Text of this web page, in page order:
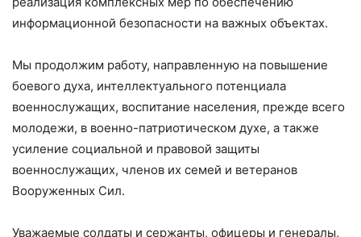
информационной безопасности на важных объектах.
Мы продолжим работу, направленную на повышение
боевого духа, интеллектуального потенциала
военнослужащих, воспитание населения, прежде всего
молодежи, в военно-патриотическом духе, а также
усиление социальной и правовой защиты
военнослужащих, членов их семей и ветеранов
Вооруженных Сил.
Уважаемые солдаты и сержанты, офицеры и генералы,